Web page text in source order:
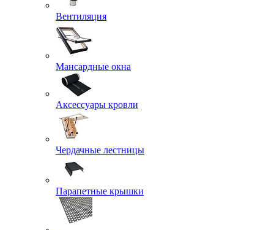
Вентиляция
Мансардные окна
Аксессуары кровли
Чердачные лестницы
Парапетные крышки